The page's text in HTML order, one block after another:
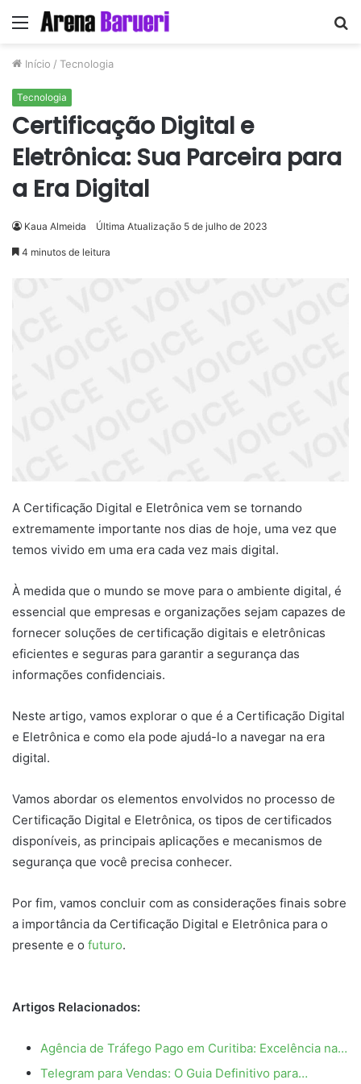
Menu
Início / Tecnologia
Tecnologia
Certificação Digital e
Eletrônica: Sua Parceira para
a Era Digital
Kaua Almeida Última Atualização 5 de julho de 2023
4 minutos de leitura
A Certificação Digital e Eletrônica vem se tornando
extremamente importante nos dias de hoje, uma vez que
temos vivido em uma era cada vez mais digital.
À medida que o mundo se move para o ambiente digital, é
essencial que empresas e organizações sejam capazes de
fornecer soluções de certificação digitais e eletrônicas
eficientes e seguras para garantir a segurança das
informações confidenciais.
Neste artigo, vamos explorar o que é a Certificação Digital
e Eletrônica e como ela pode ajudá-lo a navegar na era
digital.
Vamos abordar os elementos envolvidos no processo de
Certificação Digital e Eletrônica, os tipos de certificados
disponíveis, as principais aplicações e mecanismos de
segurança que você precisa conhecer.
Por fim, vamos concluir com as considerações finais sobre
a importância da Certificação Digital e Eletrônica para o
presente e o futuro.
Artigos Relacionados:
Agência de Tráfego Pago em Curitiba: Excelência na…
Telegram para Vendas: O Guia Definitivo para…